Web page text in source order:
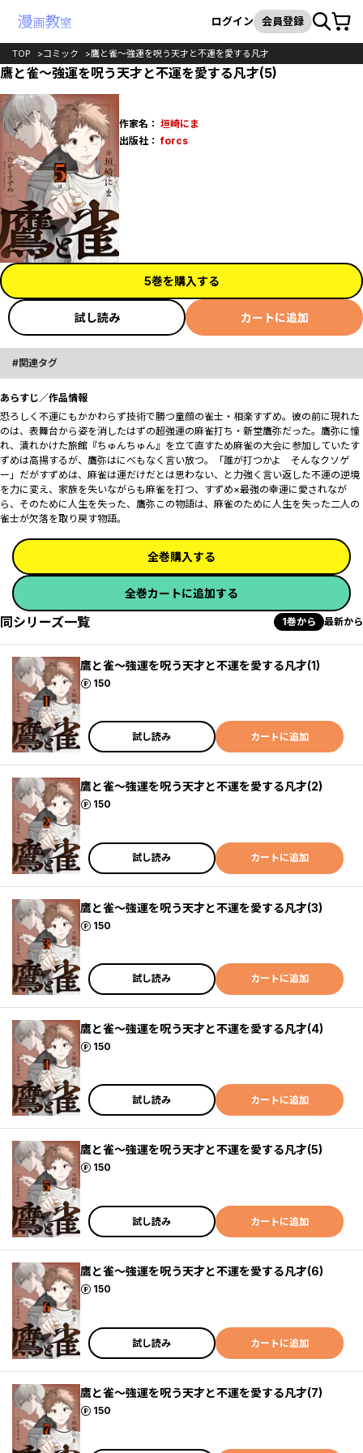
検索
ログイン 会員登録カート
TOP コミック 鷹と雀～強運を呪う天才と不運を愛する凡才
鷹と雀～強運を呪う天才と不運を愛する凡才(5)
作家名： 垣崎にま
出版社：forcs
5巻を購入する
試し読み カートに追加
関連タグ
あらすじ／作品情報
恐ろしく不運にもかかわらず技術で勝つ童顔の雀士・相楽すずめ。彼の前に現れた
のは、表舞台から姿を消したはずの超強運の麻雀打ち・新堂鷹弥だった。鷹弥に憧
れ、潰れかけた旅館『ちゅんちゅん』を立て直すため麻雀の大会に参加していたす
ずめは高揚するが、鷹弥はにべもなく言い放つ。「誰が打つかよ そんなクソゲ
ー」だがすずめは、麻雀は運だけだとは思わない、と力強く言い返した―――不運の逆境
を力に変え、家族を失いながらも麻雀を打つ、すずめ×最強の幸運に愛されなが
ら、そのために人生を失った、鷹弥―――この物語は、麻雀のために人生を失った二人の
雀士が欠落を取り戻す物語。
全巻購入する
全巻カートに追加する
同シリーズ一覧 1巻から 最新から
鷹と雀～強運を呪う天才と不運を愛する凡才(1)
150
ポイント
試し読み カートに追加
鷹と雀～強運を呪う天才と不運を愛する凡才(2)
150
ポイント
試し読み カートに追加
鷹と雀～強運を呪う天才と不運を愛する凡才(3)
150
ポイント
試し読み カートに追加
鷹と雀～強運を呪う天才と不運を愛する凡才(4)
150
ポイント
試し読み カートに追加
鷹と雀～強運を呪う天才と不運を愛する凡才(5)
150
ポイント
試し読み カートに追加
鷹と雀～強運を呪う天才と不運を愛する凡才(6)
150
ポイント
試し読み カートに追加
鷹と雀～強運を呪う天才と不運を愛する凡才(7)
150
ポイント